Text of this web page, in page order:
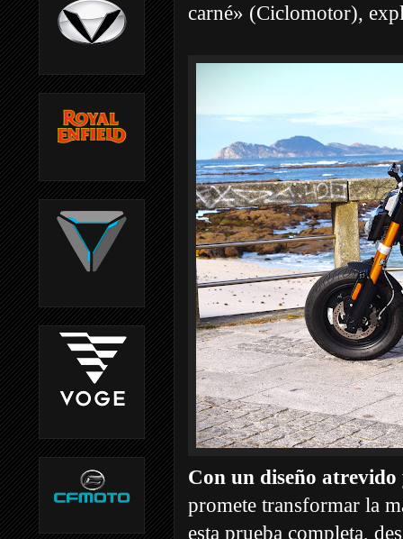
carné» (Ciclomotor),
Con un diseño
promete transformar la
esta prueba completa,